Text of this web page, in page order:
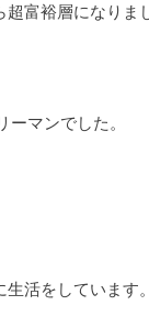
富裕層になりま
マンでした。
活をしています。